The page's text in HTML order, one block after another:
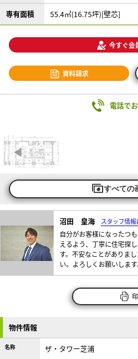
専有面積 55.4㎡(16.75坪)[壁芯]
今すぐ会
資料請求
電話で
すべての
沼田 皇海 スタッフ情報
自分がお客様になったつ
えるよう、丁寧に住宅探
す。不安なことがありま
い。よろしくお願いします
物件情報
名称 ザ・タワー芝浦